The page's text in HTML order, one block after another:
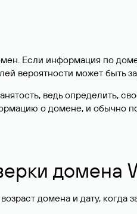
Если информация по
вероятности может быть
ведь определить,
о домене, и обычно
домена
домена и дату, когда